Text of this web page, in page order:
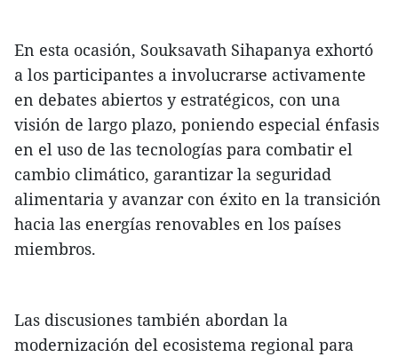
En esta ocasión, Souksavath Sihapanya exhortó
a los participantes a involucrarse activamente
en debates abiertos y estratégicos, con una
visión de largo plazo, poniendo especial énfasis
en el uso de las tecnologías para combatir el
cambio climático, garantizar la seguridad
alimentaria y avanzar con éxito en la transición
hacia las energías renovables en los países
miembros.
Las discusiones también abordan la
modernización del ecosistema regional para